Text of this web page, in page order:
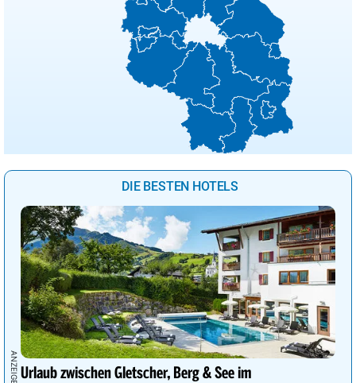
DIE BESTEN HOTELS
Urlaub zwischen Gletscher, Berg & See im